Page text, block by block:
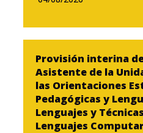
Provisión interina
Asistente de la
las Orientaciones
Pedagógicas y
Lenguajes y
Lenguajes